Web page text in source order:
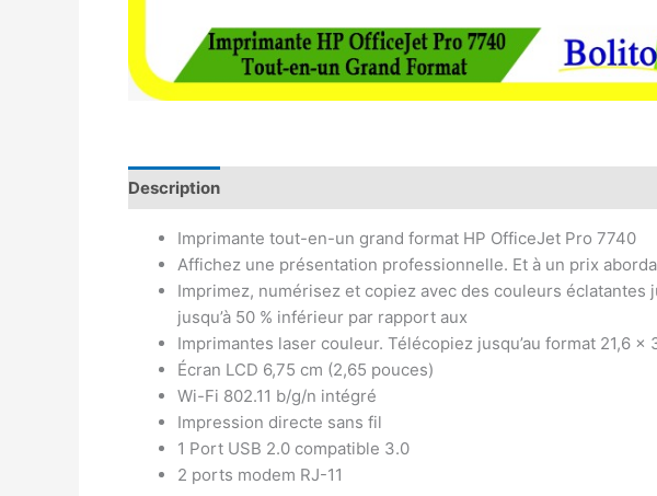
Description
Imprimante tout-en-un grand format HP OfficeJet Pro 7740
Affichez une présentation professionnelle. Et à un prix
Imprimez, numérisez et copiez avec des couleurs
jusqu’à 50 % inférieur par rapport aux
Imprimantes laser couleur. Télécopiez jusqu’au format 21,6 x
Écran LCD 6,75 cm (2,65 pouces)
Wi-Fi 802.11 b/g/n intégré
Impression directe sans fil
1 Port USB 2.0 compatible 3.0
2 ports modem RJ-11